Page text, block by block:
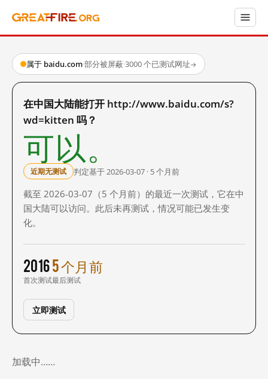
属于 baidu.com·部分被屏蔽·3000 个已测试网址→
在中国大陆能打开 http://www.baidu.com/s?
wd=kitten 吗？
可以。
近期无测试 判定基于 2026-03-07 · 5 个月前
截至 2026-03-07（5 个月前）的最近一次测试，它在中
国大陆可以访问。此后未再测试，情况可能已发生变
化。
2016
首次测试
5 个月前
最后测试
立即测试
加载中……